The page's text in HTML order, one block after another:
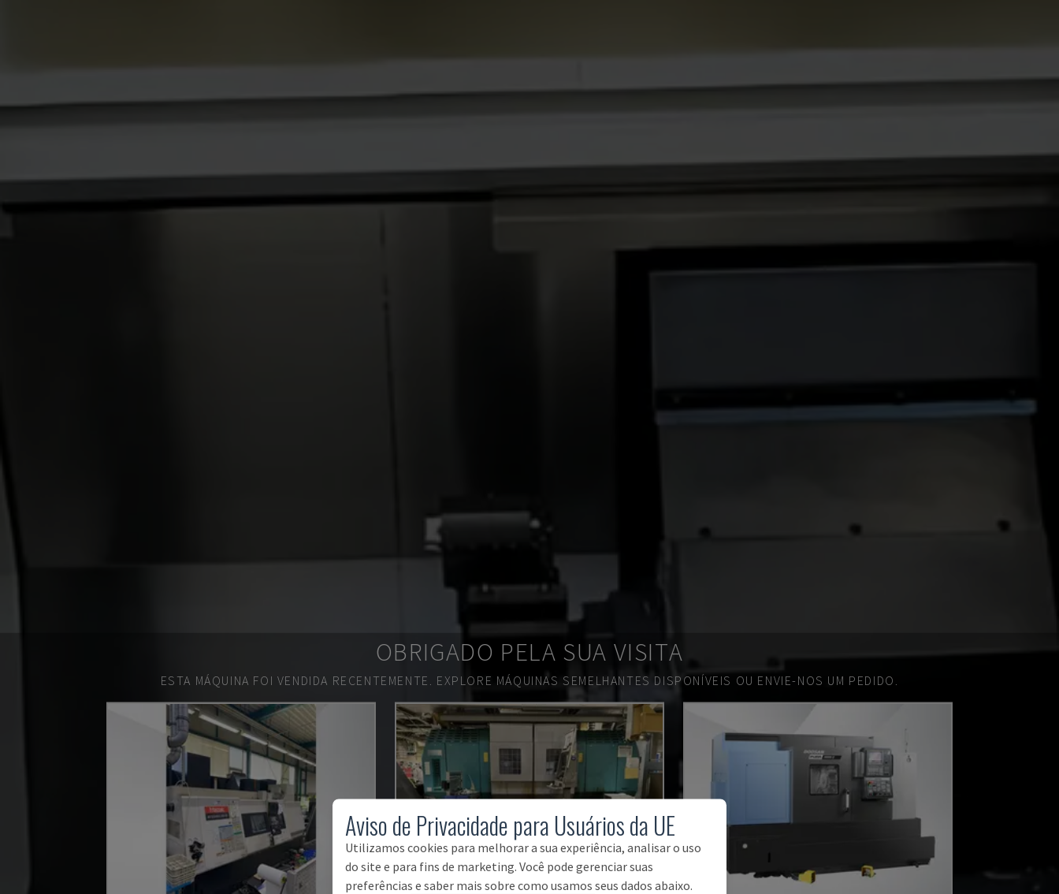
OBRIGADO PELA SUA VISITA
ESTA MÁQUINA FOI VENDIDA RECENTEMENTE. EXPLORE MÁQUINAS SEMELHANTES DISPONÍVEIS OU ENVIE-NOS UM PEDIDO.
Aviso de Privacidade para Usuários da UE
Utilizamos cookies para melhorar a sua experiência, analisar o uso
do site e para fins de marketing. Você pode gerenciar suas
preferências e saber mais sobre como usamos seus dados abaixo.